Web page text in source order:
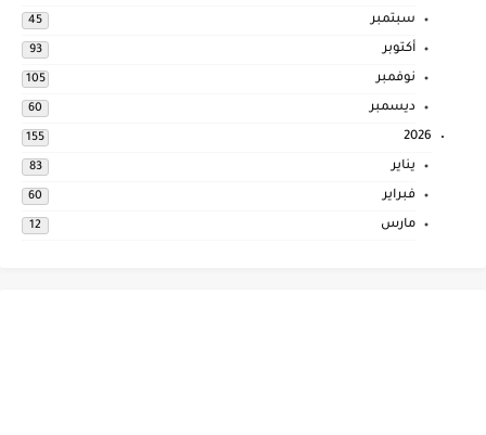
سبتمبر 45
أكتوبر 93
نوفمبر 105
ديسمبر 60
2026
155
يناير 83
فبراير 60
مارس 12